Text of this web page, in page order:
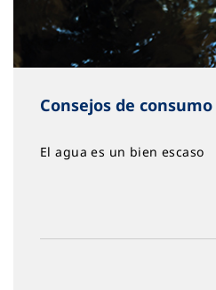
Consejos de
El agua es un bien escaso